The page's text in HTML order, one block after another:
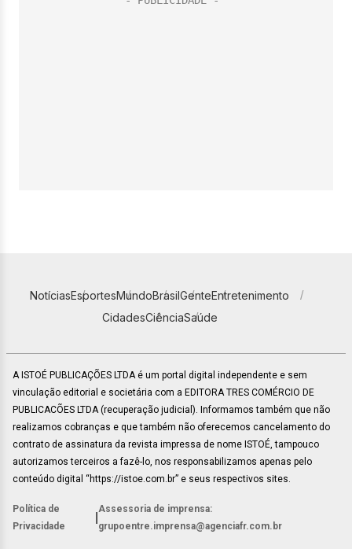
NotíciasEsportesMundoBrasilGenteEntretenimento
CidadesCiênciaSaúde
A ISTOÉ PUBLICAÇÕES LTDA é um portal digital independente e sem
vinculação editorial e societária com a EDITORA TRES COMÉRCIO DE
PUBLICACÕES LTDA (recuperação judicial). Informamos também que não
realizamos cobranças e que também não oferecemos cancelamento do
contrato de assinatura da revista impressa de nome ISTOÉ, tampouco
autorizamos terceiros a fazê-lo, nos responsabilizamos apenas pelo
conteúdo digital “https://istoe.com.br” e seus respectivos sites.
Política de
Privacidade
Assessoria de imprensa:
grupoentre.imprensa@agenciafr.com.br